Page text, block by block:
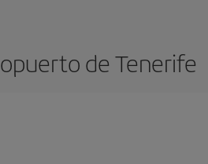
de Tenerife